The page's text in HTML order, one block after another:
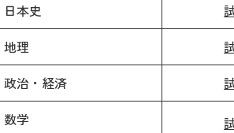
日本史
地理
政治・経済
数学